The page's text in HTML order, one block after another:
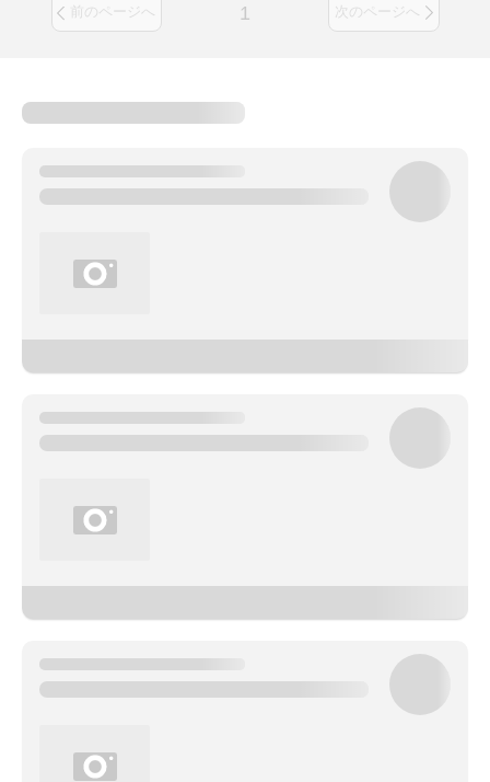
前のページへ 1 次のページへ